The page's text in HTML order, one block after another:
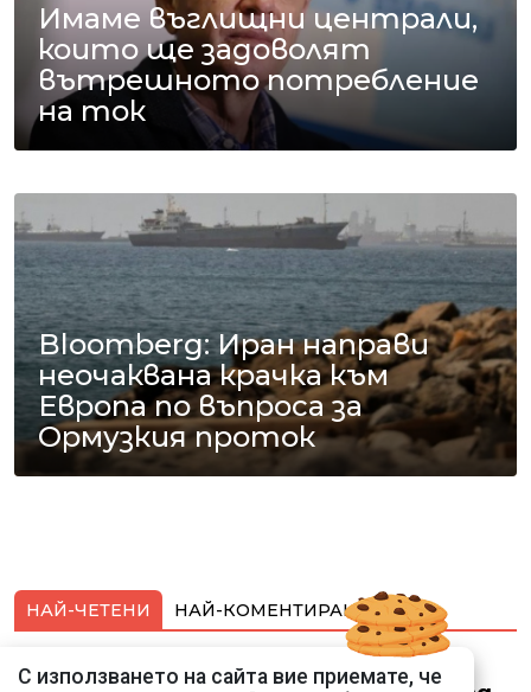
Имаме въглищни централи,
които ще задоволят
вътрешното потребление
на ток
Bloomberg: Иран направи
неочаквана крачка към
Европа по въпроса за
Ормузкия проток
НАЙ-ЧЕТЕНИ НАЙ-КОМЕНТИРАНИ
Смарт оферти с до
С използването на сайта вие приемате, че